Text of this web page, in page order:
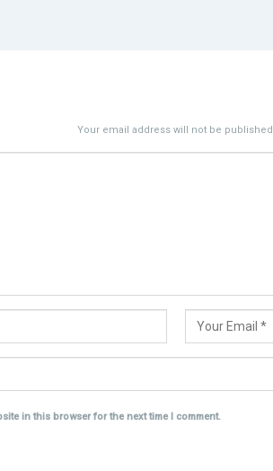
Your email address will not be published.
in this browser for the next time I comment.